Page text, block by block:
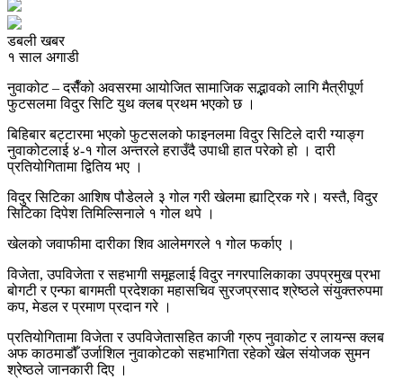
डबली खबर
१ साल अगाडी
नुवाकोट – दसैँको अवसरमा आयोजित सामाजिक सद्भावको लागि मैत्रीपूर्ण
फुटसलमा विदुर सिटि युथ क्लब प्रथम भएको छ ।
बिहिबार बट्टारमा भएको फुटसलको फाइनलमा विदुर सिटिले दारी ग्याङ्ग
नुवाकोटलाई ४-१ गोल अन्तरले हराउँदै उपाधी हात परेको हो । दारी
प्रतियोगितामा द्वितिय भए ।
विदुर सिटिका आशिष पौडेलले ३ गोल गरी खेलमा ह्याट्रिक गरे। यस्तै, विदुर
सिटिका दिपेश तिमिल्सिनाले १ गोल थपे ।
खेलको जवाफीमा दारीका शिव आलेमगरले १ गोल फर्काए ।
विजेता, उपविजेता र सहभागी समूहलाई विदुर नगरपालिकाका उपप्रमुख प्रभा
बोगटी र एन्फा बागमती प्रदेशका महासचिव सुरजप्रसाद श्रेष्ठले संयुक्तरुपमा
कप, मेडल र प्रमाण प्रदान गरे ।
प्रतियोगितामा विजेता र उपविजेतासहित काजी ग्रुप नुवाकोट र लायन्स क्लब
अफ काठमाडौँ उर्जाशिल नुवाकोटको सहभागिता रहेको खेल संयोजक सुमन
श्रेष्ठले जानकारी दिए ।